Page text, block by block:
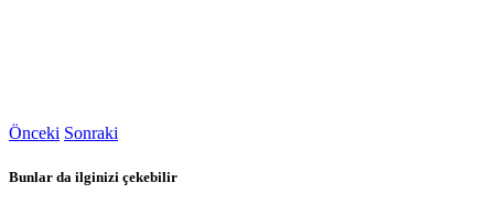
Önceki Sonraki
Bunlar da ilginizi çekebilir